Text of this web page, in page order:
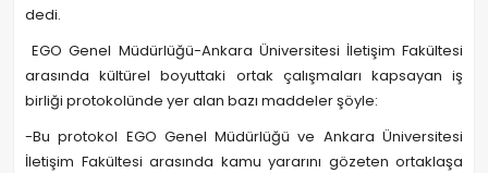
dedi.
EGO Genel Müdürlüğü-Ankara Üniversitesi İletişim Fakültesi
arasında kültürel boyuttaki ortak çalışmaları kapsayan iş
birliği protokolünde yer alan bazı maddeler şöyle:
-Bu protokol EGO Genel Müdürlüğü ve Ankara Üniversitesi
İletişim Fakültesi arasında kamu yararını gözeten ortaklaşa